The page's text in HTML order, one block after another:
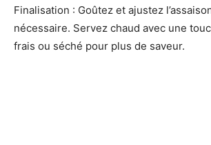
Finalisation : Goûtez et ajustez
nécessaire. Servez chaud avec une
frais ou séché pour plus de saveur.